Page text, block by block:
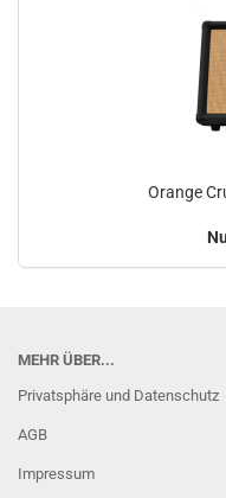
Orange
MEHR ÜBER...
Privatsphäre und Datenschutz
AGB
Impressum